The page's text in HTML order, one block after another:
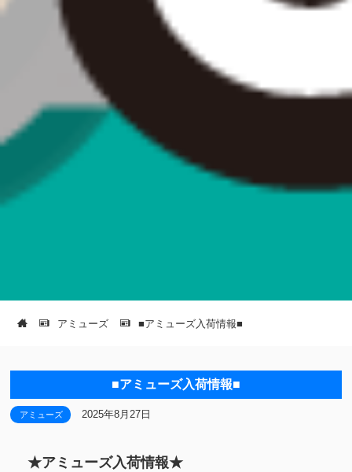
アミューズ ■アミューズ入荷情報■
■アミューズ入荷情報■
アミューズ 2025年8月27日
★アミューズ入荷情報★